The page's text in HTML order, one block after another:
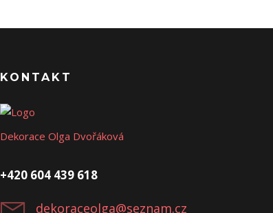
KONTAKT
Dekorace Olga Dvořáková
+420 604 439 618
dekoraceolga@seznam.cz